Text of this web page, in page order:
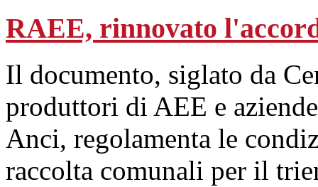
RAEE, rinnovato
Il documento, siglato da
produttori di AEE e
Anci, regolamenta le
raccolta comunali per il